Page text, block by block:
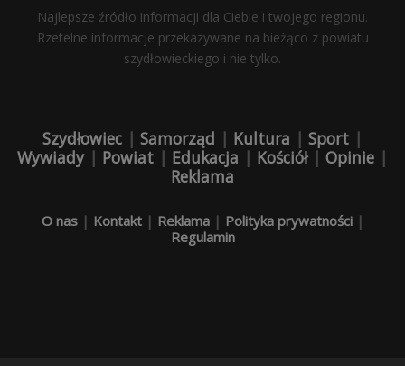
Najlepsze źródło informacji dla Ciebie i twojego regionu.
Rzetelne informacje przekazywane na bieżąco z powiatu
szydłowieckiego i nie tylko.
Szydłowiec | Samorząd | Kultura | Sport |
Wywiady| Powiat | Edukacja | Kościół| Opinie |
Reklama
O nas| Kontakt| Reklama| Polityka prywatności|
Regulamin